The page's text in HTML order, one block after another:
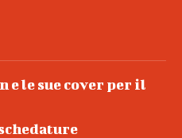
e le sue cover per il